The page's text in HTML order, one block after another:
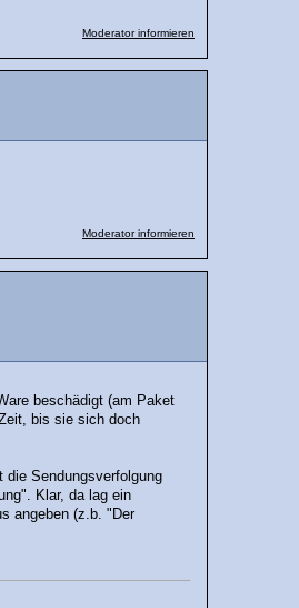
Moderator informieren
Moderator informieren
beschädigt (am Paket
bis sie sich doch
die Sendungsverfolgung
Klar, da lag ein
angeben (z.b. "Der